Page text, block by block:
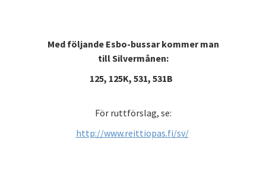
Med följande Esbo-bussar kommer man
till Silvermånen:
125, 125K, 531, 531B
För ruttförslag, se:
http://www.reittiopas.fi/sv/